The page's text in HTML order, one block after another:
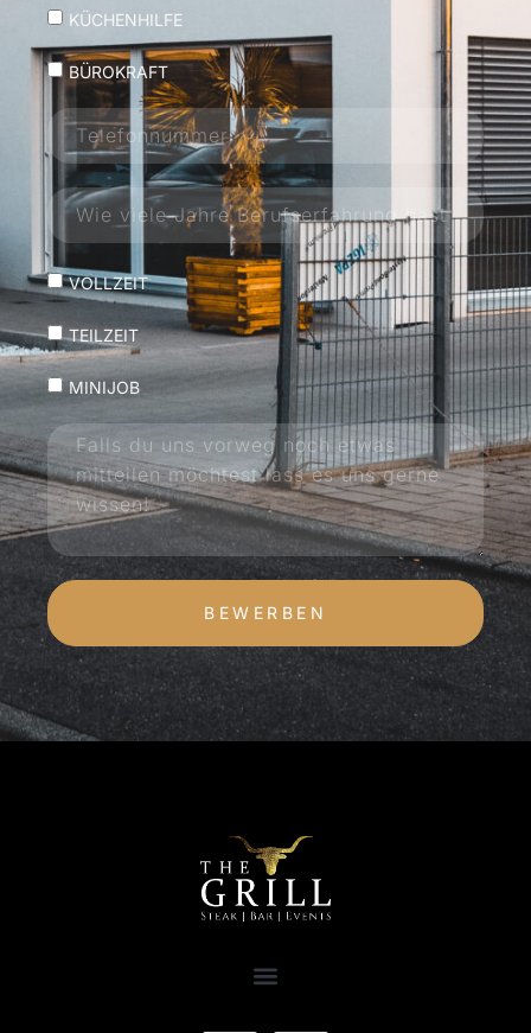
KÜCHENHILFE
BÜROKRAFT
VOLLZEIT
TEILZEIT
MINIJOB
BEWERBEN